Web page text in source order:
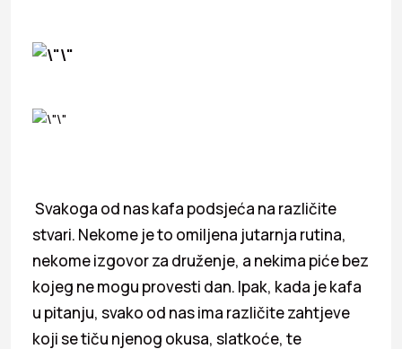
Svakoga od nas kafa podsjeća na različite
stvari. Nekome je to omiljena jutarnja rutina,
nekome izgovor za druženje, a nekima piće bez
kojeg ne mogu provesti dan. Ipak, kada je kafa
u pitanju, svako od nas ima različite zahtjeve
koji se tiču njenog okusa, slatkoće, te